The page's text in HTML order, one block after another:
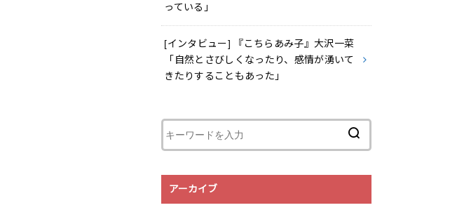
っている」
[インタビュー] 『こちらあみ子』大沢一菜
「自然とさびしくなったり、感情が湧いて
きたりすることもあった」
アーカイブ